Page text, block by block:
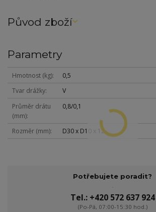
Původ zboží
Parametry
Hmotnost (kg)
0,5
Tvar drážky
V
Průměr drátu
(mm)
0,8/0,1
Rozměr (mm) D30 x D10 x 12
Potřebujete poradit?
Tel.: +420 572 637 924
(Po-Pá, 07:00-15:30 hod.)